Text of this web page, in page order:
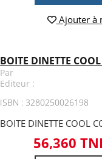
Ajouter à
BOITE DINETTE
Par
Editeur :
ISBN : 3280250026198
BOITE DINETTE COOL
56,360